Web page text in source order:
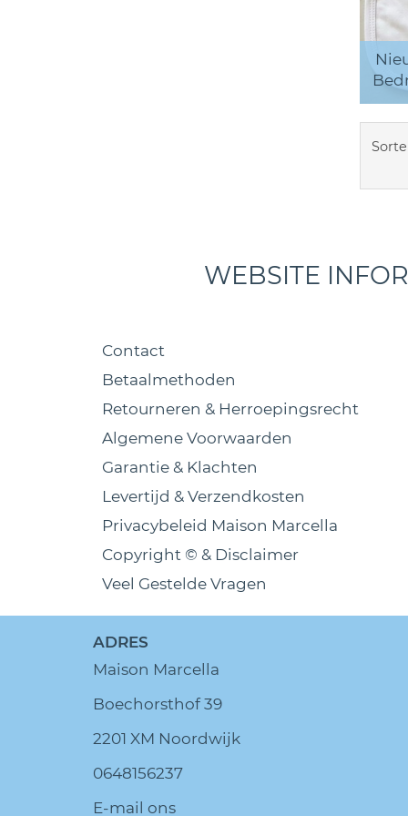
WEBSITE
Contact
Betaalmethoden
Retourneren & Herroepingsrecht
Algemene Voorwaarden
Garantie & Klachten
Levertijd & Verzendkosten
Privacybeleid Maison Marcella
Copyright © & Disclaimer
Veel Gestelde Vragen
ADRES
Maison Marcella
Boechorsthof 39
2201 XM Noordwijk
0648156237
E-mail ons